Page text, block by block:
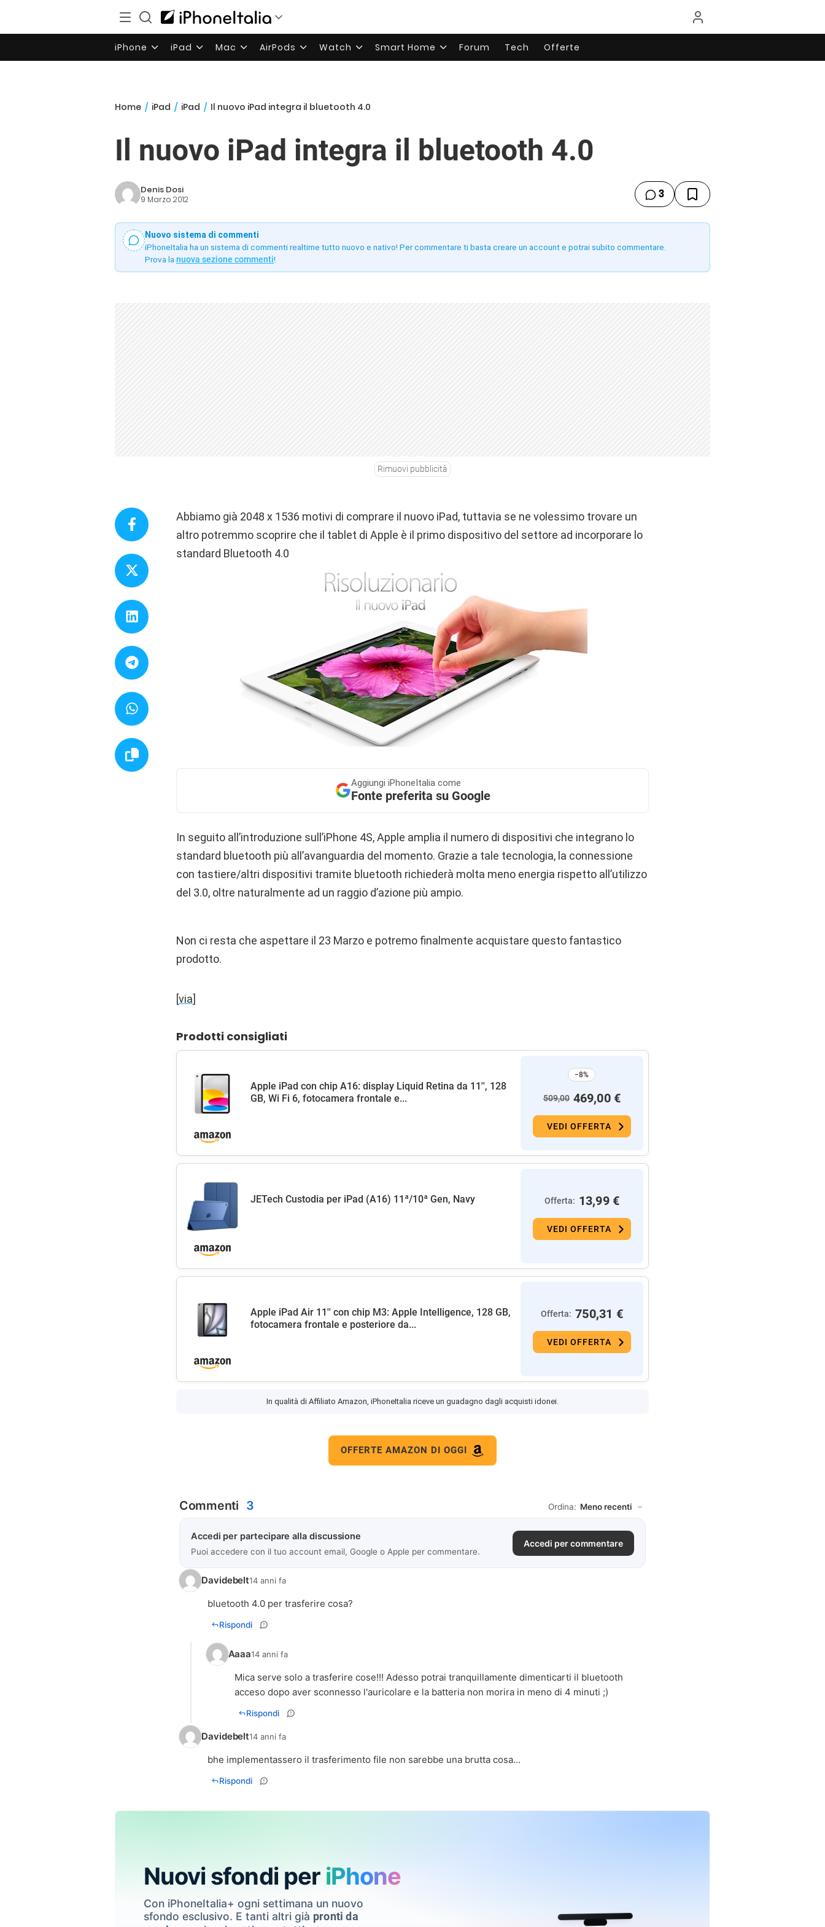
iPhone iPad Mac AirPods Watch Smart Home Forum Tech Offerte
Home / iPad / iPad / Il nuovo iPad integra il bluetooth 4.0
Il nuovo iPad integra il bluetooth 4.0
Denis Dosi
9 Marzo 2012 3
Nuovo sistema di commenti
iPhoneItalia ha un sistema di commenti realtime tutto nuovo e nativo! Per commentare ti basta creare un account e potrai subito commentare.
Prova la nuova sezione commenti!
Rimuovi pubblicità
Abbiamo già 2048 x 1536 motivi di comprare il nuovo iPad, tuttavia se ne volessimo trovare un
altro potremmo scoprire che il tablet di Apple è il primo dispositivo del settore ad incorporare lo
standard Bluetooth 4.0
Aggiungi iPhoneItalia come
Fonte preferita su Google
In seguito all’introduzione sull’iPhone 4S, Apple amplia il numero di dispositivi che integrano lo
standard bluetooth più all’avanguardia del momento. Grazie a tale tecnologia, la connessione
con tastiere/altri dispositivi tramite bluetooth richiederà molta meno energia rispetto all’utilizzo
del 3.0, oltre naturalmente ad un raggio d’azione più ampio.
Non ci resta che aspettare il 23 Marzo e potremo finalmente acquistare questo fantastico
prodotto.
[via]
Prodotti consigliati
Apple iPad con chip A16: display Liquid Retina da 11'', 128
GB, Wi Fi 6, fotocamera frontale e...
−8%
509,00 469,00 €
VEDI OFFERTA
JETech Custodia per iPad (A16) 11ª/10ª Gen, Navy Offerta: 13,99 €
VEDI OFFERTA
Apple iPad Air 11'' con chip M3: Apple Intelligence, 128 GB,
fotocamera frontale e posteriore da...
Offerta: 750,31 €
VEDI OFFERTA
In qualità di Affiliato Amazon, iPhoneItalia riceve un guadagno dagli acquisti idonei.
OFFERTE AMAZON DI OGGI
Commenti 3 Ordina:
Accedi per partecipare alla discussione
Puoi accedere con il tuo account email, Google o Apple per commentare.
Accedi per commentare
Davidebelt14 anni fa
Rispondi
Aaaa14 anni fa
Mica serve solo a trasferire cose!!! Adesso potrai tranquillamente dimenticarti il bluetooth
acceso dopo aver sconnesso l'auricolare e la batteria non morira in meno di 4 minuti ;)
Rispondi
Davidebelt14 anni fa
bhe implementassero il trasferimento file non sarebbe una brutta cosa...
Rispondi
Nuovi sfondi per iPhone
Con iPhoneItalia+ ogni settimana un nuovo
sfondo esclusivo. E tanti altri già pronti da